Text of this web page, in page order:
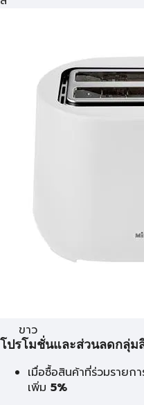
ขาว
โปรโมชั่นและส่วนลดกลุ่ม
เมื่อซื้อสินค้าที่ร่วมรายก
เพิ่ม 5%